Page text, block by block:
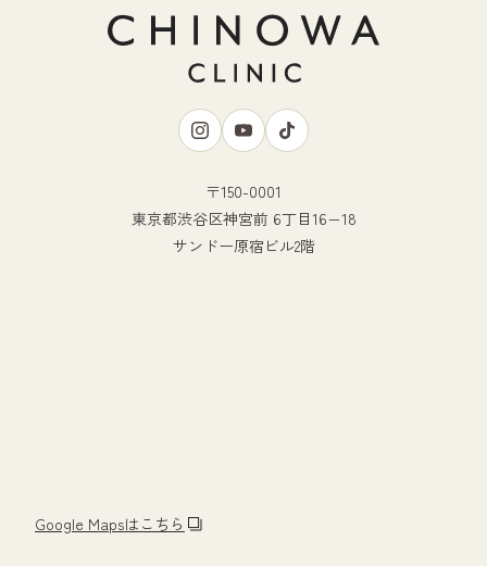
Google Mapsはこちら
〒150-0001
東京都渋谷区神宮前 6丁目16−18
サンドー原宿ビル2階